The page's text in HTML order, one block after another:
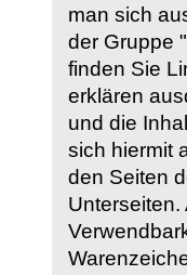
man sich
der Gruppe
finden Sie
erklären
und die
sich hiermit
den Seiten